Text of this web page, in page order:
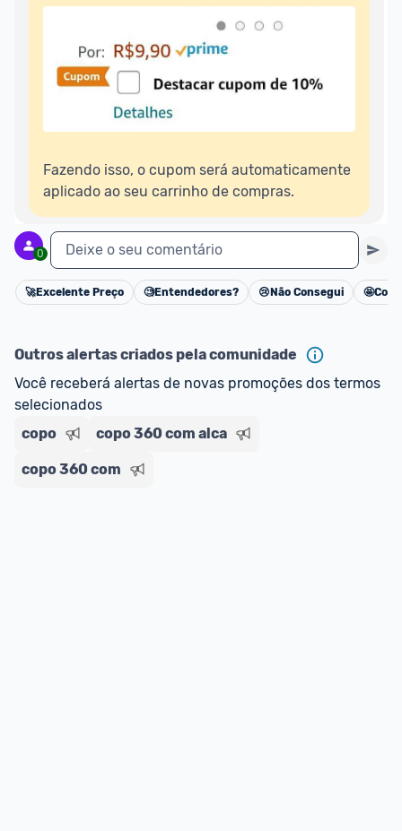
Fazendo isso, o cupom será automaticamente
aplicado ao seu carrinho de compras.
0 Deixe o seu comentário
Cancelar
🚀Excelente Preço 🧐Entendedores? 😢Não Consegui 🤩
Outros alertas criados pela comunidade
Você receberá alertas de novas promoções dos termos
selecionados
copo
copo 360 com alca
copo 360 com